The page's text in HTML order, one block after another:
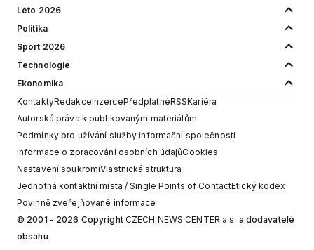
Léto 2026
Politika
Sport 2026
Technologie
Ekonomika
KontaktyRedakceInzercePředplatnéRSSKariéra
Autorská práva k publikovaným materiálům
Podmínky pro užívání služby informační společnosti
Informace o zpracování osobních údajůCookies
Nastavení soukromíVlastnická struktura
Jednotná kontaktní místa / Single Points of ContactEtický kodex
Povinně zveřejňované informace
© 2001 - 2026 Copyright CZECH NEWS CENTER a.s. a dodavatelé
obsahu